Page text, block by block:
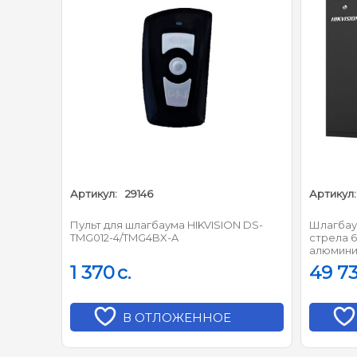
Частота
Артикул: 29146
Пульт для шлагбаума HIKVISION DS-
TMG012-4/TMG4BX-A
1 370c.
В ОТЛОЖЕННОЕ
Артикул:
стрела
49